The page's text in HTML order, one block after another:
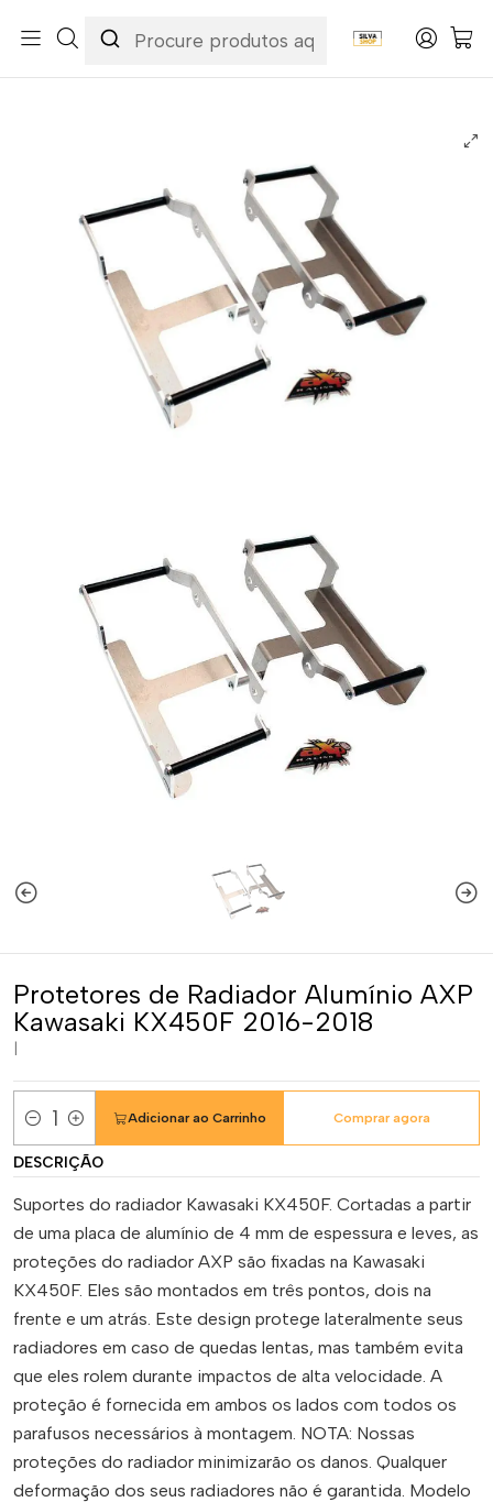
Protetores de Radiador Alumínio AXP Kawasaki KX450F 2016-
2018
Protetores de Radiador Alumínio AXP
Kawasaki KX450F 2016-2018
Quantidade
Adicionar ao Carrinho Comprar agora
DESCRIÇÃO
Suportes do radiador Kawasaki KX450F. Cortadas a partir
de uma placa de alumínio de 4 mm de espessura e leves, as
proteções do radiador AXP são fixadas na Kawasaki
KX450F. Eles são montados em três pontos, dois na
frente e um atrás. Este design protege lateralmente seus
radiadores em caso de quedas lentas, mas também evita
que eles rolem durante impactos de alta velocidade. A
proteção é fornecida em ambos os lados com todos os
parafusos necessários à montagem. NOTA: Nossas
proteções do radiador minimizarão os danos. Qualquer
deformação dos seus radiadores não é garantida. Modelo